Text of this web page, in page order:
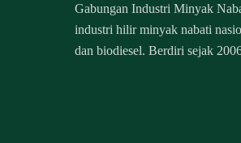
Gabungan Industri Minyak
industri hilir minyak nabati
dan biodiesel. Berdiri sejak